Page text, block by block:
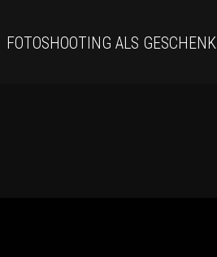
FOTOSHOOTING ALS GESCHENK